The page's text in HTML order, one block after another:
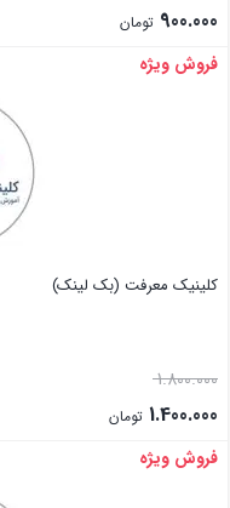
900.000 تومان
بستن
فروش ویژه
کلینیک معرفت (بک لینک)
1.800.000
1.400.000 تومان
بستن
فروش ویژه